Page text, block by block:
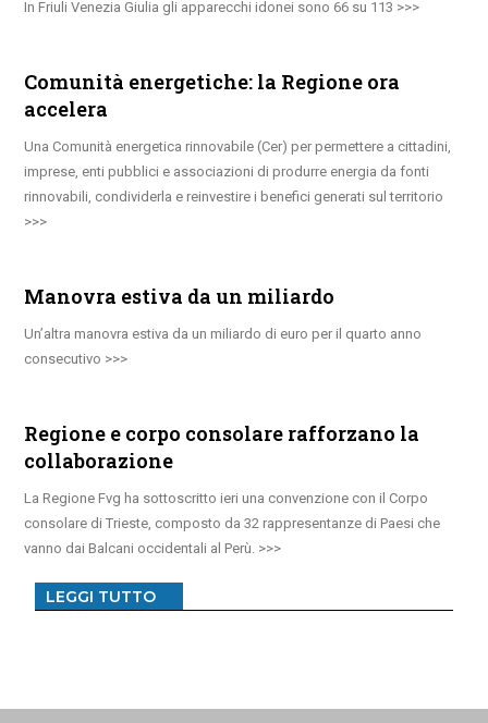
In Friuli Venezia Giulia gli apparecchi idonei sono 66 su 113
Comunità energetiche: la Regione ora
accelera
Una Comunità energetica rinnovabile (Cer) per permettere a cittadini,
imprese, enti pubblici e associazioni di produrre energia da fonti
rinnovabili, condividerla e reinvestire i benefici generati sul territorio
Manovra estiva da un miliardo
Un’altra manovra estiva da un miliardo di euro per il quarto anno
consecutivo
Regione e corpo consolare rafforzano la
collaborazione
La Regione Fvg ha sottoscritto ieri una convenzione con il Corpo
consolare di Trieste, composto da 32 rappresentanze di Paesi che
vanno dai Balcani occidentali al Perù.
LEGGI TUTTO